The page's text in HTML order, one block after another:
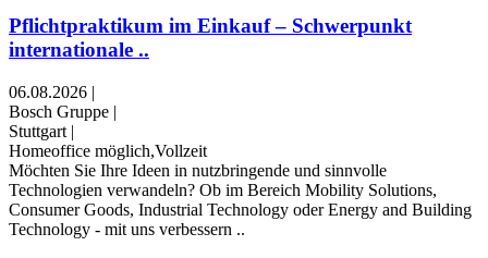
Pflichtpraktikum im Einkauf – Schwerpunkt
internationale ..
06.08.2026 |
Bosch Gruppe |
Stuttgart |
Homeoffice möglich,Vollzeit
Möchten Sie Ihre Ideen in nutzbringende und sinnvolle
Technologien verwandeln? Ob im Bereich Mobility Solutions,
Consumer Goods, Industrial Technology oder Energy and Building
Technology - mit uns verbessern ..